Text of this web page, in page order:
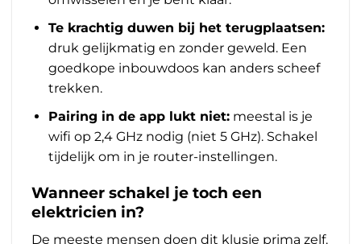
Te krachtig duwen bij het terugplaatsen:
druk gelijkmatig en zonder geweld. Een
goedkope inbouwdoos kan anders scheef
trekken.
Pairing in de app lukt niet:meestal is je
wifi op 2,4 GHz nodig (niet 5 GHz). Schakel
tijdelijk om in je router-instellingen.
Wanneer schakel je toch een
elektricien in?
De meeste mensen doen dit klusje prima zelf.